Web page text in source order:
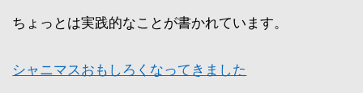
ちょっとは実践的なことが書かれています。
シャニマスおもしろくなってきました